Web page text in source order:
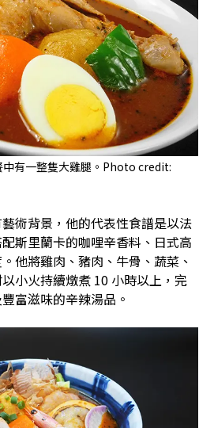
中有一整隻大雞腿。Photo credit:
術背景，他的代表性食譜是以法
斯里蘭卡的咖哩辛香料、日式高
他將雞肉、豬肉、牛骨、蔬菜、
小火持續燉煮 10 小時以上，完
富滋味的辛辣湯品。